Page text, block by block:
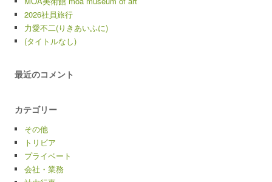
2026社員旅行
力愛不二(りきあいふに)
(タイトルなし)
最近のコメント
カテゴリー
その他
トリビア
プライベート
会社・業務